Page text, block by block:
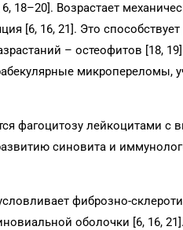
18–20]. Возрастает
[6, 16, 21]. Это
– остеофитов [18,
микропереломы,
фагоцитозу лейкоцитами
синовита и
фиброзно-
оболочки [6, 16,